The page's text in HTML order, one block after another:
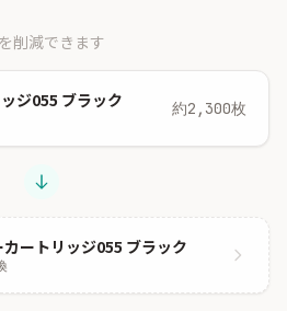
削減できます
ジ055 ブラック 約2,300枚
カートリッジ055 ブラック